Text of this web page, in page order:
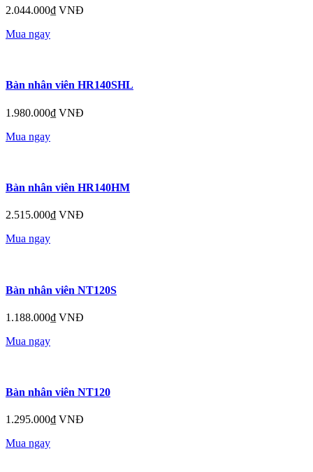
2.044.000₫ VNĐ
Mua ngay
Bàn nhân viên HR140SHL
1.980.000₫ VNĐ
Mua ngay
Bàn nhân viên HR140HM
2.515.000₫ VNĐ
Mua ngay
Bàn nhân viên NT120S
1.188.000₫ VNĐ
Mua ngay
Bàn nhân viên NT120
1.295.000₫ VNĐ
Mua ngay